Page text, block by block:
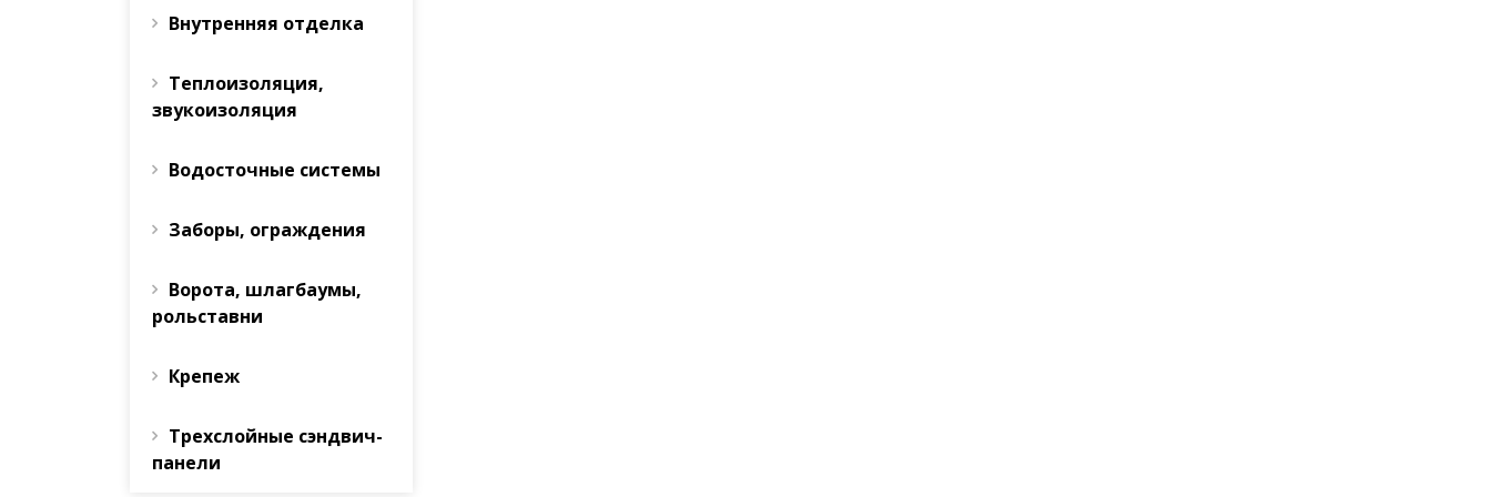
Внутренняя отделка
Теплоизоляция,
звукоизоляция
Водосточные системы
Заборы, ограждения
Ворота, шлагбаумы,
рольставни
Крепеж
Трехслойные сэндвич-
панели